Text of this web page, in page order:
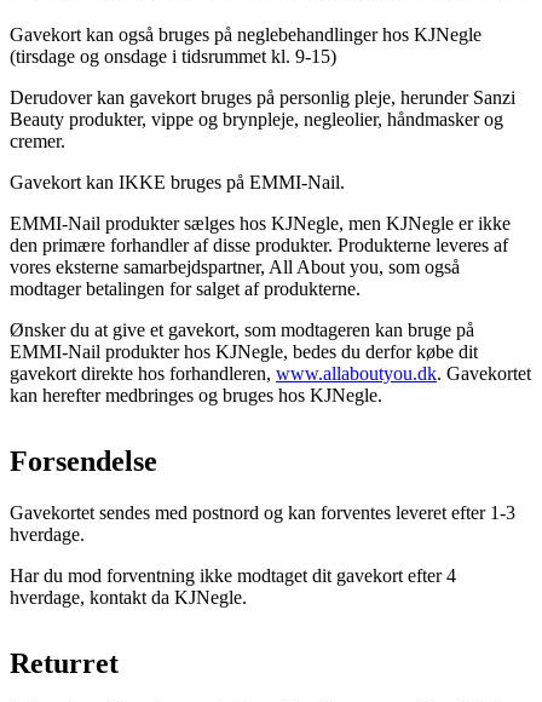
Gavekort kan også bruges på neglebehandlinger hos KJNegle
(tirsdage og onsdage i tidsrummet kl. 9-15)
Derudover kan gavekort bruges på personlig pleje, herunder Sanzi
Beauty produkter, vippe og brynpleje, negleolier, håndmasker og
cremer.
Gavekort kan IKKE bruges på EMMI-Nail.
EMMI-Nail produkter sælges hos KJNegle, men KJNegle er ikke
den primære forhandler af disse produkter. Produkterne leveres af
vores eksterne samarbejdspartner, All About you, som også
modtager betalingen for salget af produkterne.
Ønsker du at give et gavekort, som modtageren kan bruge på
EMMI-Nail produkter hos KJNegle, bedes du derfor købe dit
gavekort direkte hos forhandleren, www.allaboutyou.dk. Gavekortet
kan herefter medbringes og bruges hos KJNegle.
Forsendelse
Gavekortet sendes med postnord og kan forventes leveret efter 1-3
hverdage.
Har du mod forventning ikke modtaget dit gavekort efter 4
hverdage, kontakt da KJNegle.
Returret